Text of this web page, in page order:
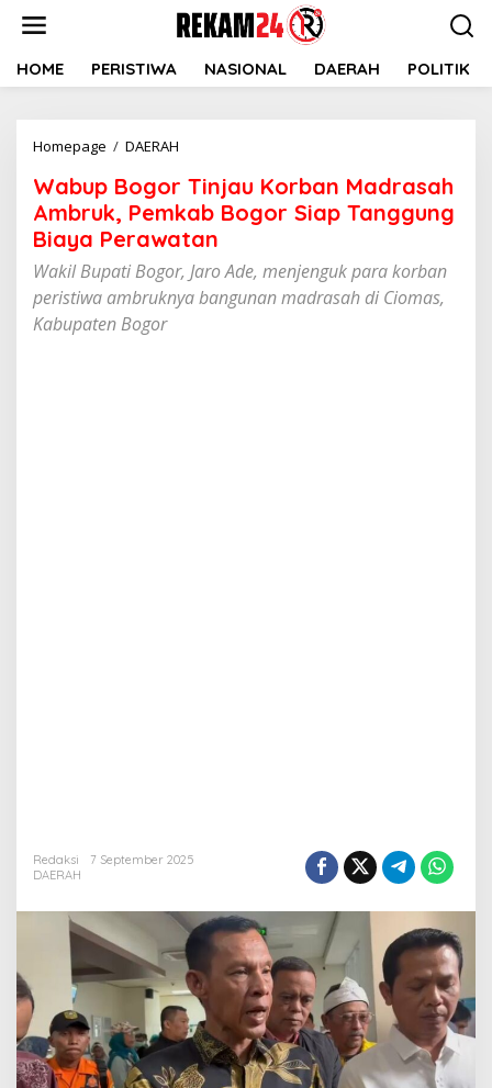
HOME PERISTIWA NASIONAL DAERAH POLITIK
Homepage / DAERAH
Tinjau
Korban
Madrasah
Ambruk,
Pemkab
Bogor
Siap
Wabup Bogor Tinjau Korban Madrasah
Ambruk, Pemkab Bogor Siap Tanggung
Biaya Perawatan
Wakil Bupati Bogor, Jaro Ade, menjenguk para korban
peristiwa ambruknya bangunan madrasah di Ciomas,
Kabupaten Bogor
Redaksi
7 September 2025
DAERAH